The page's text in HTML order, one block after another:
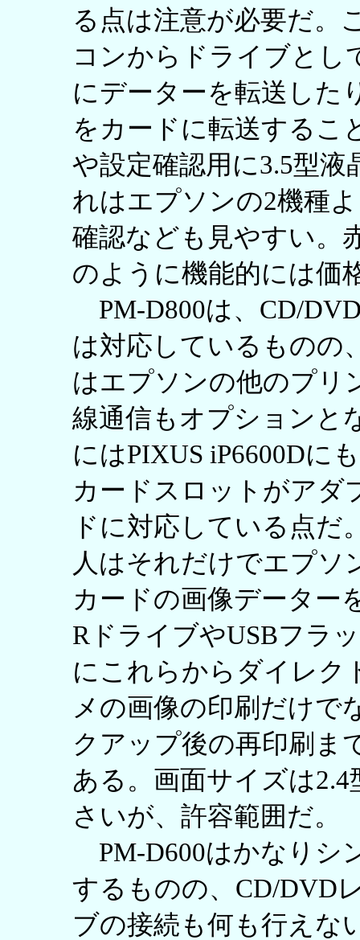
る点は注意が必要だ。
コンからドライブとし
にデーターを転送した
をカードに転送するこ
や設定確認用に3.5型
れはエプソンの2機種
確認なども見やすい。
のように機能的には価
PM-D800は、CD/
は対応しているものの
はエプソンの他のプリ
線通信もオプションと
にはPIXUS iP6600Dに
カードスロットがアダ
ドに対応している点
人はそれだけでエプソ
カードの画像データー
RドライブやUSBフラ
にこれらからダイレク
メの画像の印刷だけで
クアップ後の再印刷ま
ある。画面サイズは2.4
さいが、許容範囲だ。
PM-D600はかなりシ
するものの、CD/DVD
ブの接続も何も行えな